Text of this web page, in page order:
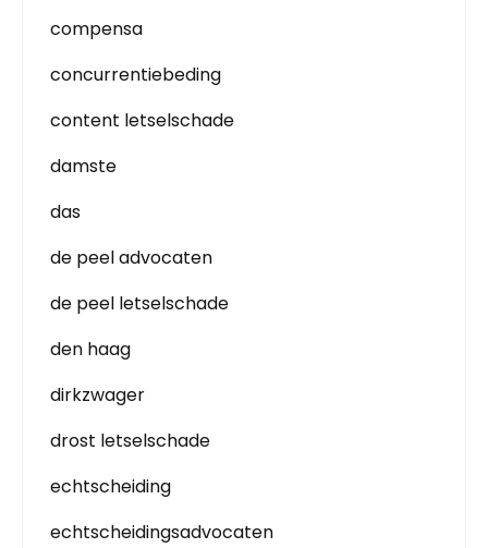
compensa
concurrentiebeding
content letselschade
damste
das
de peel advocaten
de peel letselschade
den haag
dirkzwager
drost letselschade
echtscheiding
echtscheidingsadvocaten